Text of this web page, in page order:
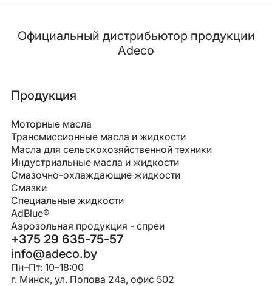
Официальный дистрибьютор продукции
Adeco
Продукция
Моторные масла
Трансмиссионные масла и жидкости
Масла для сельскохозяйственной техники
Индустриальные масла и жидкости
Смазочно-охлаждающие жидкости
Смазки
Специальные жидкости
AdBlue®
Аэрозольная продукция - спреи
+375 29 635-75-57
info@adeco.by
Пн–Пт: 10–18:00
г. Минск, ул. Попова 24a, офис 502